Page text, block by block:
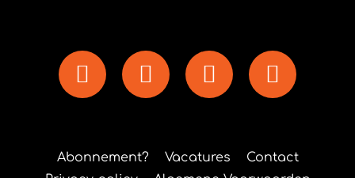
Abonnement? Vacatures
Contact